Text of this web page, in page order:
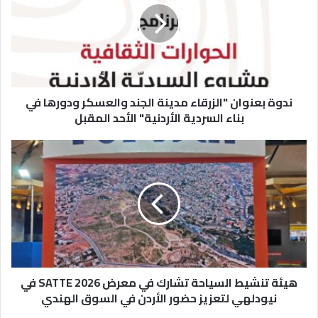
ل
ز
ر
ق
ا
ء
م
ي
ندوة بعنوان "الزرقاء مدينة الجند والعسكر ودورها في
بناء السردية الأردنية" الأحد المقبل
ه
ئ
ة
ن
ش
ط
هيئة تنشيط السياحة تشارك في معرض SATTE 2026 في
نيودلهي لتعزيز حضور الأردن في السوق الهندي